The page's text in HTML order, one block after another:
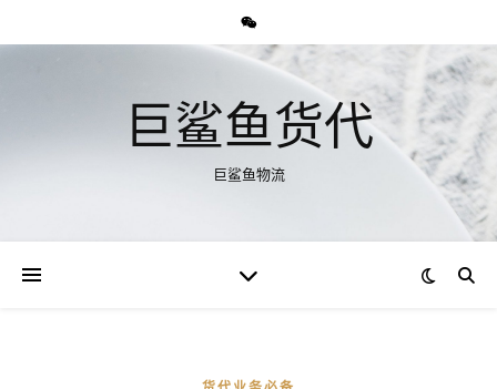
巨鲨鱼货代
巨鲨鱼物流